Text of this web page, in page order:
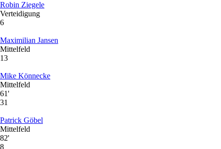
Robin Ziegele
Verteidigung
6
Maximilian Jansen
Mittelfeld
13
Mike Könnecke
Mittelfeld
61'
31
Patrick Göbel
Mittelfeld
82'
8